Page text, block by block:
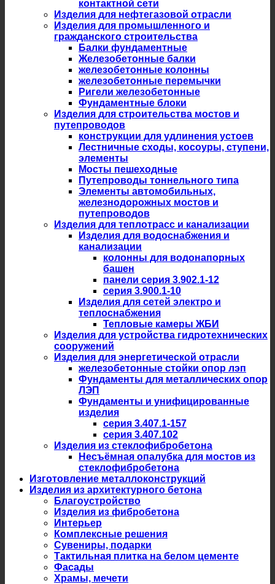
контактной сети
Изделия для нефтегазовой отрасли
Изделия для промышленного и
гражданского строительства
Балки фундаментные
Железобетонные балки
железобетонные колонны
железобетонные перемычки
Ригели железобетонные
Фундаментные блоки
Изделия для строительства мостов и
путепроводов
конструкции для удлинения устоев
Лестничные сходы, косоуры, ступени,
элементы
Мосты пешеходные
Путепроводы тоннельного типа
Элементы автомобильных,
железнодорожных мостов и
путепроводов
Изделия для теплотрасс и канализации
Изделия для водоснабжения и
канализации
колонны для водонапорных
башен
панели серия 3.902.1-12
серия 3.900.1-10
Изделия для сетей электро и
теплоснабжения
Тепловые камеры ЖБИ
Изделия для устройства гидротехнических
сооружений
Изделия для энергетической отрасли
железобетонные стойки опор лэп
Фундаменты для металлических опор
ЛЭП
Фундаменты и унифицированные
изделия
серия 3.407.1-157
серия 3.407.102
Изделия из стеклофибробетона
Несъёмная опалубка для мостов из
стеклофибробетона
Изготовление металлоконструкций
Изделия из архитектурного бетона
Благоустройство
Изделия из фибробетона
Интерьер
Комплексные решения
Сувениры, подарки
Тактильная плитка на белом цементе
Фасады
Храмы, мечети